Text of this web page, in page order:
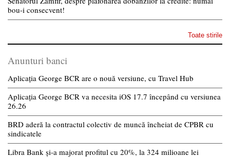
bou-i consecvent!
Toate stirile
Anunturi banci
Aplicația George BCR are o nouă versiune, cu Travel Hub
Aplicația George BCR va necesita iOS 17.7 începând cu versiunea
26.26
BRD aderă la contractul colectiv de muncă încheiat de CPBR cu
sindicatele
Libra Bank și-a majorat profitul cu 20%, la 324 milioane lei